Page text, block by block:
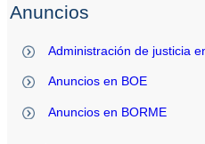
Anuncios
Administración de justicia
Anuncios en BOE
Anuncios en BORME